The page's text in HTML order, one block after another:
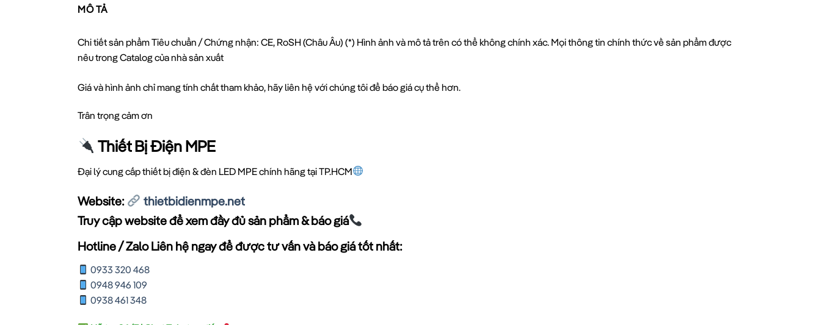
MÔ TẢ
Chi tiết sản phẩm Tiêu chuẩn / Chứng nhận: CE, RoSH (Châu Âu) (*) Hình ảnh và mô tả trên có thể không chính xác. Mọi thông tin chính thức về sản phẩm được
nêu trong Catalog của nhà sản xuất
Giá và hình ảnh chỉ mang tính chất tham khảo, hãy liên hệ với chúng tôi để báo giá cụ thể hơn.
Trân trọng cảm ơn
Thiết Bị Điện MPE
Đại lý cung cấp thiết bị điện & đèn LED MPE chính hãng tại TP.HCM
Website:
thietbidienmpe.net
Truy cập website để xem đầy đủ sản phẩm & báo giá
Hotline / Zalo Liên hệ ngay để được tư vấn và báo giá tốt nhất:
0933 320 468
0948 946 109
0938 461 348